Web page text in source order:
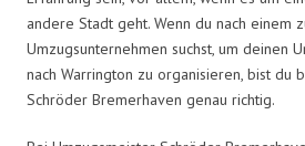
andere Stadt geht. Wenn du nach einem
Umzugsunternehmen suchst, um deinen
nach Warrington zu organisieren, bist du
Schröder Bremerhaven genau richtig.